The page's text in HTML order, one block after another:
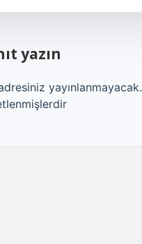
yazın
yayınlanmayacak.